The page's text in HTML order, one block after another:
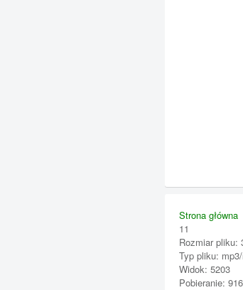
Strona główna
11
Rozmiar pliku:
Typ pliku:
Widok: 5203
Pobieranie: 916